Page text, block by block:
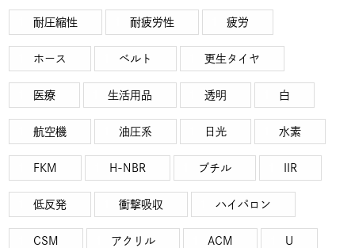
耐圧縮性 耐疲労性 疲労
ホース ベルト 更生タイヤ
医療 生活用品 透明 白
航空機 油圧系 日光 水素
FKM H-NBR ブチル IIR
低反発 衝撃吸収 ハイパロン
CSM アクリル ACM U